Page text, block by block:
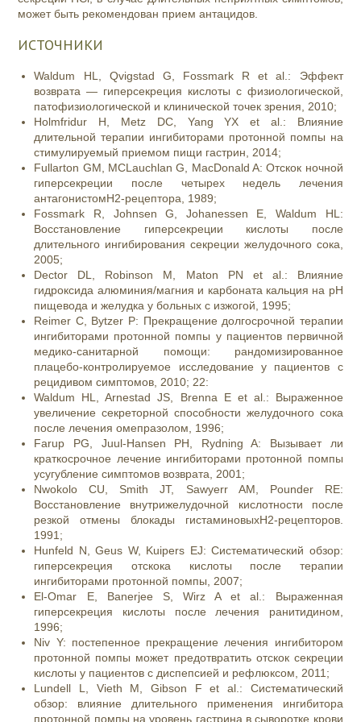
может быть рекомендован прием антацидов.
ИСТОЧНИКИ
Waldum HL, Qvigstad G, Fossmark R et al.: Эффект
возврата — гиперсекреция кислоты с физиологической,
патофизиологической и клинической точек зрения, 2010;
Holmfridur H, Metz DC, Yang YX et al.: Влияние
длительной терапии ингибиторами протонной помпы на
стимулируемый приемом пищи гастрин, 2014;
Fullarton GM, MCLauchlan G, MacDonald A: Отскок ночной
гиперсекреции после четырех недель лечения
антагонистомН2-рецептора, 1989;
Fossmark R, Johnsen G, Johanessen E, Waldum HL:
Восстановление гиперсекреции кислоты после
длительного ингибирования секреции желудочного сока,
2005;
Dector DL, Robinson M, Maton PN et al.: Влияние
гидроксида алюминия/магния и карбоната кальция на рН
пищевода и желудка у больных с изжогой, 1995;
Reimer C, Bytzer P: Прекращение долгосрочной терапии
ингибиторами протонной помпы у пациентов первичной
медико-санитарной помощи: рандомизированное
плацебо-контролируемое исследование у пациентов с
рецидивом симптомов, 2010; 22:
Waldum HL, Arnestad JS, Brenna E et al.: Выраженное
увеличение секреторной способности желудочного сока
после лечения омепразолом, 1996;
Farup PG, Juul-Hansen PH, Rydning A: Вызывает ли
краткосрочное лечение ингибиторами протонной помпы
усугубление симптомов возврата, 2001;
Nwokolo CU, Smith JT, Sawyerr AM, Pounder RE:
Восстановление внутрижелудочной кислотности после
резкой отмены блокады гистаминовыхН2-рецепторов.
1991;
Hunfeld N, Geus W, Kuipers EJ: Систематический обзор:
гиперсекреция отскока кислоты после терапии
ингибиторами протонной помпы, 2007;
El-Omar E, Banerjee S, Wirz A et al.: Выраженная
гиперсекреция кислоты после лечения ранитидином,
1996;
Niv Y: постепенное прекращение лечения ингибитором
протонной помпы может предотвратить отскок секреции
кислоты у пациентов с диспепсией и рефлюксом, 2011;
Lundell L, Vieth M, Gibson F et al.: Систематический
обзор: влияние длительного применения ингибитора
протонной помпы на уровень гастрина в сыворотке крови